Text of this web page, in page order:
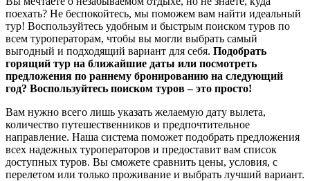
поехать? Не беспокойтесь, мы поможем вам найти идеальный
тур! Воспользуйтесь удобным и быстрым поиском туров по
всем туроператорам, чтобы вы могли выбрать самый
выгодный и подходящий вариант для себя. Подобрать
горящий тур на ближайшие даты или посмотреть
предложения по раннему бронированию на следующий
год? Воспользуйтесь поиском туров – это просто!
Вам нужно всего лишь указать желаемую дату вылета,
количество путешественников и предпочтительное
направление. Наша система поможет подобрать предложения
всех надежных туроператоров и предоставит вам список
доступных туров. Вы сможете сравнить цены, условия, с
перелетом или только проживание и выбрать лучший вариант.